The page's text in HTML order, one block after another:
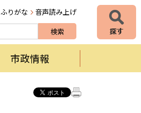
ふりがな 音声読み上げ
市政情報